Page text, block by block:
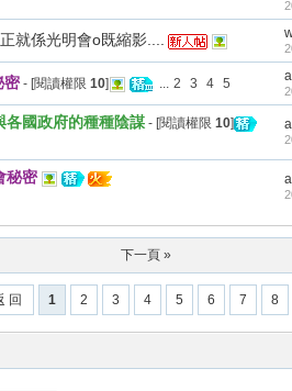
就係光明會o既縮影....
密- [閱讀權限 10] ... 2 3 4 5
各國政府的種種陰謀 - [閱讀權限 10]
秘密
下一頁 »
1 2 3 4 5 6 7 8
回